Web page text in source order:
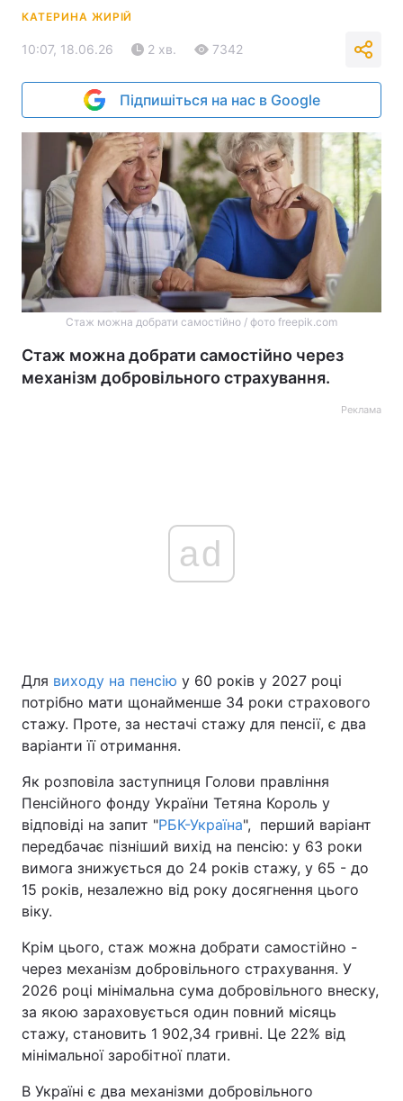
КАТЕРИНА ЖИРІЙ
10:07, 18.06.26 2 хв. 7342
Підпишіться на нас в Google
Стаж можна добрати самостійно / фото freepik.com
Стаж можна добрати самостійно через
механізм добровільного страхування.
Реклама
ad
Для виходу на пенсію у 60 років у 2027 році
потрібно мати щонайменше 34 роки страхового
стажу. Проте, за нестачі стажу для пенсії, є два
варіанти її отримання.
Як розповіла заступниця Голови правління
Пенсійного фонду України Тетяна Король у
відповіді на запит "РБК-Україна", перший варіант
передбачає пізніший вихід на пенсію: у 63 роки
вимога знижується до 24 років стажу, у 65 - до
15 років, незалежно від року досягнення цього
віку.
Крім цього, стаж можна добрати самостійно -
через механізм добровільного страхування. У
2026 році мінімальна сума добровільного внеску,
за якою зараховується один повний місяць
стажу, становить 1 902,34 гривні. Це 22% від
мінімальної заробітної плати.
В Україні є два механізми добровільного